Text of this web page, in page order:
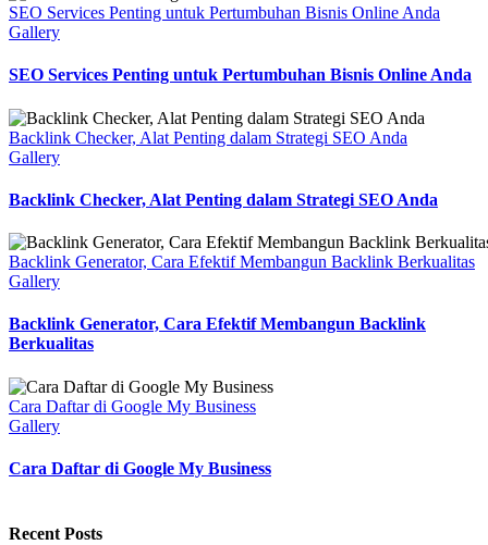
SEO Services Penting untuk Pertumbuhan Bisnis Online Anda
Gallery
SEO Services Penting untuk Pertumbuhan Bisnis Online Anda
Backlink Checker, Alat Penting dalam Strategi SEO Anda
Gallery
Backlink Checker, Alat Penting dalam Strategi SEO Anda
Backlink Generator, Cara Efektif Membangun Backlink Berkualitas
Gallery
Backlink Generator, Cara Efektif Membangun Backlink
Berkualitas
Cara Daftar di Google My Business
Gallery
Cara Daftar di Google My Business
Recent Posts